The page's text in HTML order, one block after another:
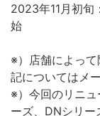
2023年11月初旬
始
※）店舗によっ
記についてはメ
※）今回のリニ
ーズ、DNシリー